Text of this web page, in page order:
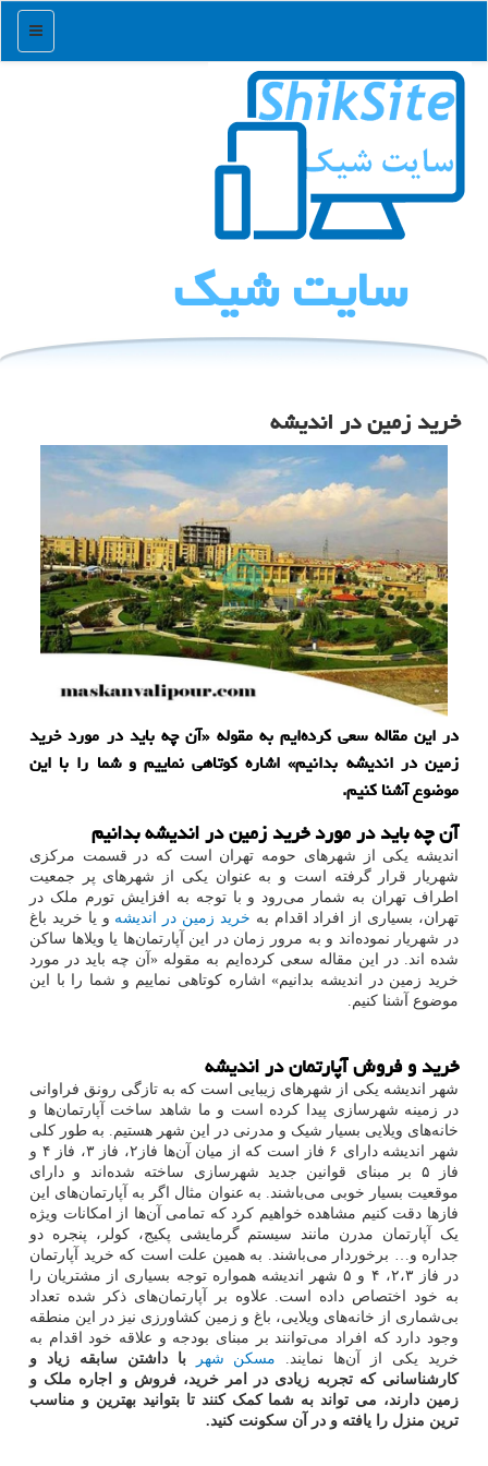
منو
سایت شیك
خرید زمین در اندیشه
در این مقاله سعی کرده‌ایم به مقوله «آن چه باید در مورد خرید
زمین در اندیشه بدانیم» اشاره کوتاهی نماییم و شما را با این
موضوع آشنا کنیم.
آن چه باید در مورد خرید زمین در اندیشه بدانیم
اندیشه یکی از شهرهای حومه تهران است که در قسمت مرکزی
شهریار قرار گرفته است و به عنوان یکی از شهرهای پر جمعیت
اطراف تهران به شمار می‌رود و با توجه به افزایش تورم ملک در
تهران، بسیاری از افراد اقدام به خرید زمین در اندیشه و یا خرید باغ
در شهریار نموده‌اند و به مرور زمان در این آپارتمان‌ها یا ویلاها ساکن
شده اند. در این مقاله سعی کرده‌ایم به مقوله «آن چه باید در مورد
خرید زمین در اندیشه بدانیم» اشاره کوتاهی نماییم و شما را با این
موضوع آشنا کنیم.
خرید و فروش آپارتمان در اندیشه
شهر اندیشه یکی از شهرهای زیبایی است که به تازگی رونق فراوانی
در زمینه شهرسازی پیدا کرده است و ما شاهد ساخت آپارتمان‌ها و
خانه‌های ویلایی بسیار شیک و مدرنی در این شهر هستیم. به طور کلی
شهر اندیشه دارای ۶ فاز است که از میان آن‌ها فاز۲، فاز ۳، فاز ۴ و
فاز ۵ بر مبنای قوانین جدید شهرسازی ساخته شده‌اند و دارای
موقعیت بسیار خوبی می‌باشند. به عنوان مثال اگر به آپارتمان‌های این
فازها دقت کنیم مشاهده خواهیم کرد که تمامی آن‌ها از امکانات ویژه
یک آپارتمان مدرن مانند سیستم گرمایشی پکیج، کولر، پنجره دو
جداره و… برخوردار می‌باشند. به همین علت است که خرید آپارتمان
در فاز ۲،۳، ۴ و ۵ شهر اندیشه همواره توجه بسیاری از مشتریان را
به خود اختصاص داده است. علاوه بر آپارتمان‌های ذکر شده تعداد
بی‌شماری از خانه‌های ویلایی، باغ و زمین کشاورزی نیز در این منطقه
وجود دارد که افراد می‌توانند بر مبنای بودجه و علاقه خود اقدام به
خرید یکی از آن‌ها نمایند. مسکن شهر
با داشتن سابقه زیاد و
کارشناسانی که تجربه زیادی در امر خرید، فروش و اجاره ملک و
زمین دارند، می تواند به شما کمک کنند تا بتوانید بهترین و مناسب
ترین منزل را یافته و در آن سکونت کنید.